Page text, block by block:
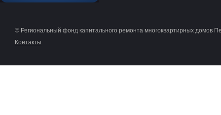
© Региональный фонд капитального ремонта многоквартирных домов
Контакты